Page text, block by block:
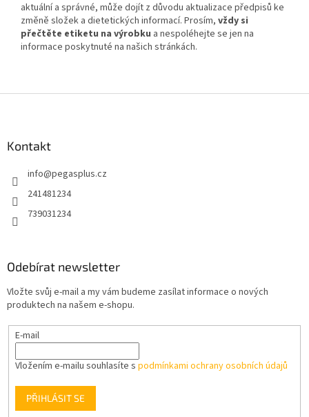
aktuální a správné, může dojít z důvodu aktualizace předpisů ke
změně složek a dietetických informací. Prosím, vždy si
přečtěte etiketu na výrobku a nespoléhejte se jen na
informace poskytnuté na našich stránkách.
Kontakt
info@pegasplus.cz
241481234
739031234
Odebírat newsletter
Vložte svůj e-mail a my vám budeme zasílat informace o nových
produktech na našem e-shopu.
E-mail
Vložením e-mailu souhlasíte s podmínkami ochrany osobních údajů
PŘIHLÁSIT SE